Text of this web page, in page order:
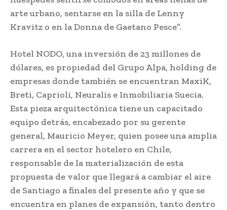
arte urbano, sentarse en la silla de Lenny
Kravitz o en la Donna de Gaetano Pesce”.
Hotel NODO, una inversión de 23 millones de
dólares, es propiedad del Grupo Alpa, holding de
empresas donde también se encuentran MaxiK,
Breti, Caprioli, Neuralis e Inmobiliaria Suecia.
Esta pieza arquitectónica tiene un capacitado
equipo detrás, encabezado por su gerente
general, Mauricio Meyer, quien posee una amplia
carrera en el sector hotelero en Chile,
responsable de la materialización de esta
propuesta de valor que llegará a cambiar el aire
de Santiago a finales del presente año y que se
encuentra en planes de expansión, tanto dentro